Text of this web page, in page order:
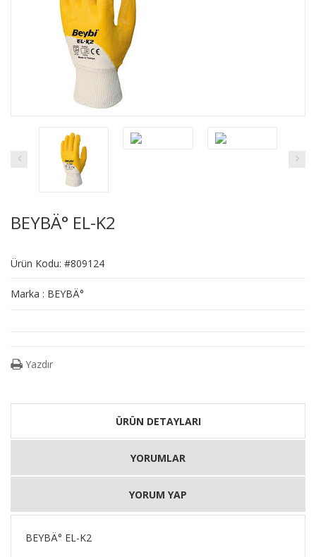
BEYBÄ° EL-K2
Ürün Kodu: #809124
Marka : BEYBÄ°
Yazdır
ÜRÜN DETAYLARI
YORUMLAR
YORUM YAP
BEYBÄ° EL-K2